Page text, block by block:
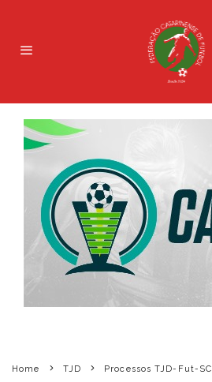
Home TJD Processos TJD-Fut-SC